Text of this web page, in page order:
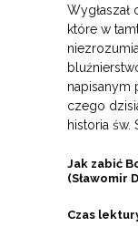
które w
napisanym
czego
historia św.
Jak zabić
(Sławomir
Czas